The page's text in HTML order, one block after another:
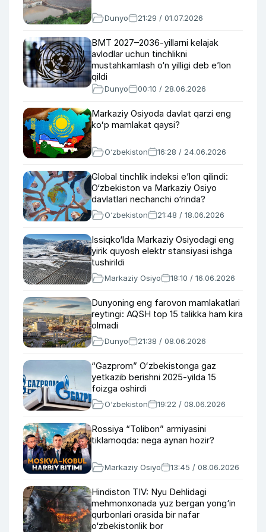
Dunyo 21:29 / 01.07.2026
BMT 2027–2036-yillarni kelajak
avlodlar uchun tinchlikni
mustahkamlash o‘n yilligi deb e’lon
qildi
Dunyo 00:10 / 28.06.2026
Markaziy Osiyoda davlat qarzi eng
koʻp mamlakat qaysi?
O‘zbekiston 16:28 / 24.06.2026
Global tinchlik indeksi e’lon qilindi:
O‘zbekiston va Markaziy Osiyo
davlatlari nechanchi o‘rinda?
O‘zbekiston 21:48 / 18.06.2026
Issiqko‘lda Markaziy Osiyodagi eng
yirik quyosh elektr stansiyasi ishga
tushirildi
Markaziy Osiyo 18:10 / 16.06.2026
Dunyoning eng farovon mamlakatlari
reytingi: AQSH top 15 talikka ham kira
olmadi
Dunyo 21:38 / 08.06.2026
“Gazprom” Oʻzbekistonga gaz
yetkazib berishni 2025-yilda 15
foizga oshirdi
O‘zbekiston 19:22 / 08.06.2026
Rossiya “Tolibon” armiyasini
tiklamoqda: nega aynan hozir?
Markaziy Osiyo 13:45 / 08.06.2026
Hindiston TIV: Nyu Dehlidagi
mehmonxonada yuz bergan yong‘in
qurbonlari orasida bir nafar
o‘zbekistonlik bor